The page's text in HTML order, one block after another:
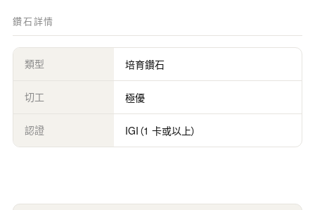
鑽石詳情
類型 培育鑽石
切工 極優
認證 IGI（1 卡或以上）